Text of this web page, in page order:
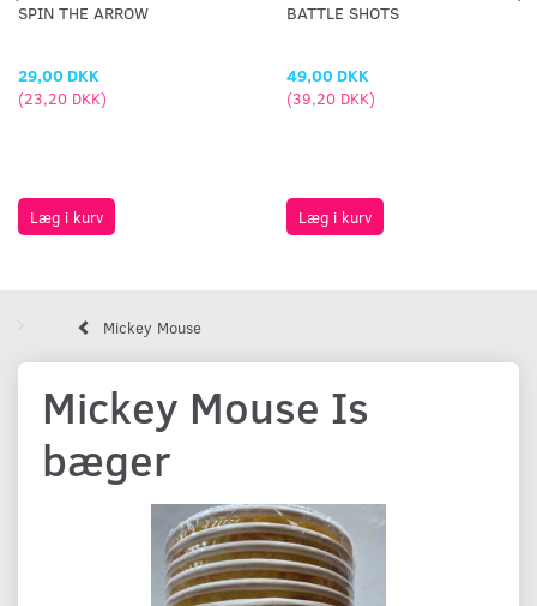
SPIN THE ARROW
29,00 DKK
(23,20 DKK)
Læg i kurv
BATTLE SHOTS
49,00 DKK
(39,20 DKK)
Læg i kurv
Mickey Mouse
Mickey Mouse Is
bæger